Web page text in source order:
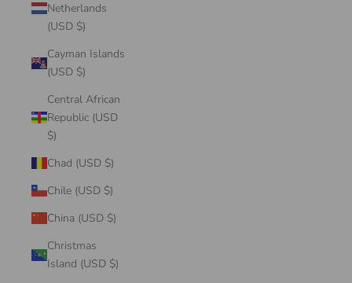
Netherlands
(USD $)
Cayman Islands
(USD $)
Central African
Republic (USD
$)
Chad (USD $)
Chile (USD $)
China (USD $)
Christmas
Island (USD $)